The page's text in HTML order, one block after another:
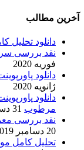
آخرین مطالب
دانلود تحلیل
نقد بررسی
فوریه 2020
دانلود
ژانویه 2020
دانلود
مرطوب 31 دسامبر 2019
نقد بررسی
20 دسامبر 2019
تحلیل کامل